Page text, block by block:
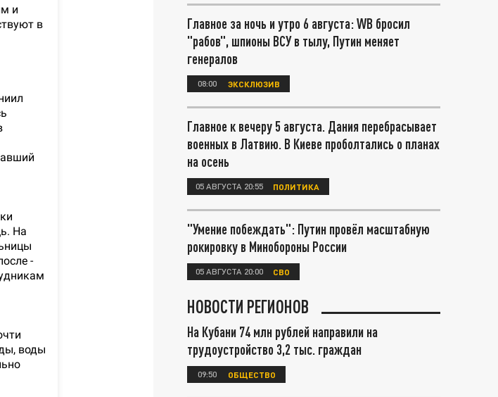
Главное за ночь и утро 6 августа: WB бросил
"рабов", шпионы ВСУ в тылу, Путин меняет
генералов
08:00 ЭКСКЛЮЗИВ
Главное к вечеру 5 августа. Дания перебрасывает
военных в Латвию. В Киеве проболтались о планах
на осень
05 АВГУСТА 20:55 ПОЛИТИКА
"Умение побеждать": Путин провёл масштабную
рокировку в Минобороны России
05 АВГУСТА 20:00 СВО
НОВОСТИ РЕГИОНОВ
На Кубани 74 млн рублей направили на
трудоустройство 3,2 тыс. граждан
09:50 ОБЩЕСТВО